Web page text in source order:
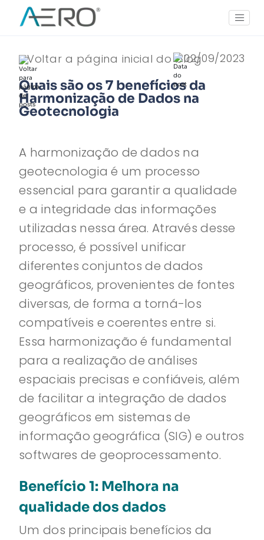
02/09/2023
Voltar a página inicial do blog
Quais são os 7 benefícios da
Harmonização de Dados na
Geotecnologia
A harmonização de dados na
geotecnologia é um processo
essencial para garantir a qualidade
e a integridade das informações
utilizadas nessa área. Através desse
processo, é possível unificar
diferentes conjuntos de dados
geográficos, provenientes de fontes
diversas, de forma a torná-los
compatíveis e coerentes entre si.
Essa harmonização é fundamental
para a realização de análises
espaciais precisas e confiáveis, além
de facilitar a integração de dados
geográficos em sistemas de
informação geográfica (SIG) e outros
softwares de geoprocessamento.
Benefício 1: Melhora na
qualidade dos dados
Um dos principais benefícios da